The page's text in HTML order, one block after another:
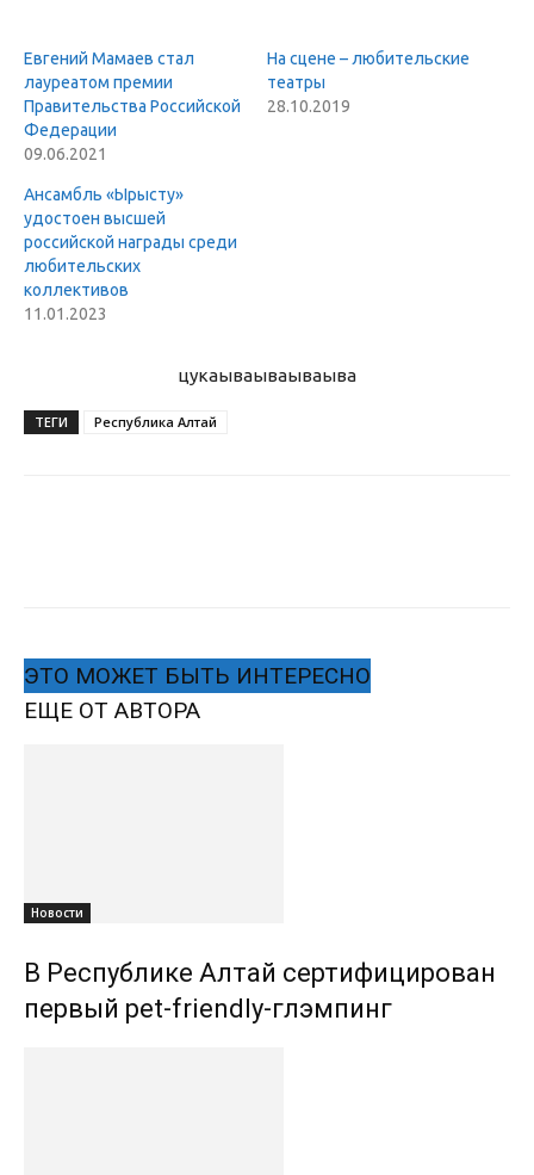
Евгений Мамаев стал
лауреатом премии
Правительства Российской
Федерации
09.06.2021
На сцене – любительские
театры
28.10.2019
Ансамбль «Ырысту»
удостоен высшей
российской награды среди
любительских
коллективов
11.01.2023
цукаываываываыва
ТЕГИ Республика Алтай
ЭТО МОЖЕТ БЫТЬ ИНТЕРЕСНО
ЕЩЕ ОТ АВТОРА
Новости
В Республике Алтай сертифицирован
первый pet-friendly-глэмпинг